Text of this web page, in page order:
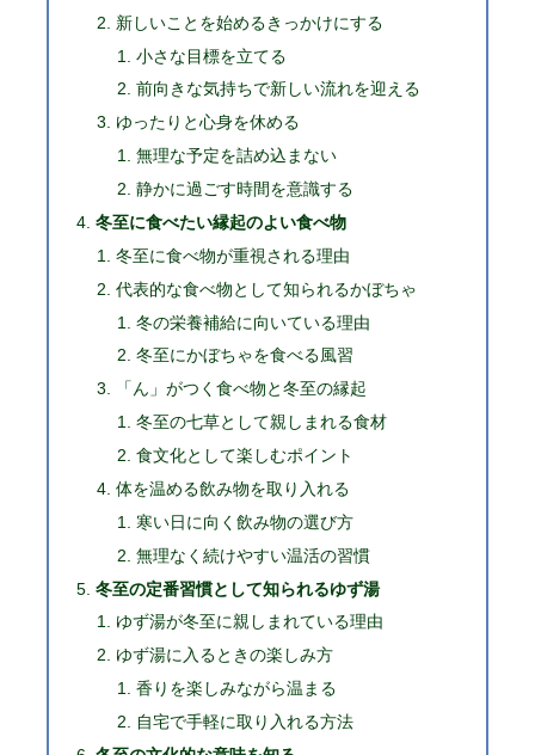
新しいことを始めるきっかけにする
小さな目標を立てる
前向きな気持ちで新しい流れを迎える
ゆったりと心身を休める
無理な予定を詰め込まない
静かに過ごす時間を意識する
冬至に食べたい縁起のよい食べ物
冬至に食べ物が重視される理由
代表的な食べ物として知られるかぼちゃ
冬の栄養補給に向いている理由
冬至にかぼちゃを食べる風習
「ん」がつく食べ物と冬至の縁起
冬至の七草として親しまれる食材
食文化として楽しむポイント
体を温める飲み物を取り入れる
寒い日に向く飲み物の選び方
無理なく続けやすい温活の習慣
冬至の定番習慣として知られるゆず湯
ゆず湯が冬至に親しまれている理由
ゆず湯に入るときの楽しみ方
香りを楽しみながら温まる
自宅で手軽に取り入れる方法